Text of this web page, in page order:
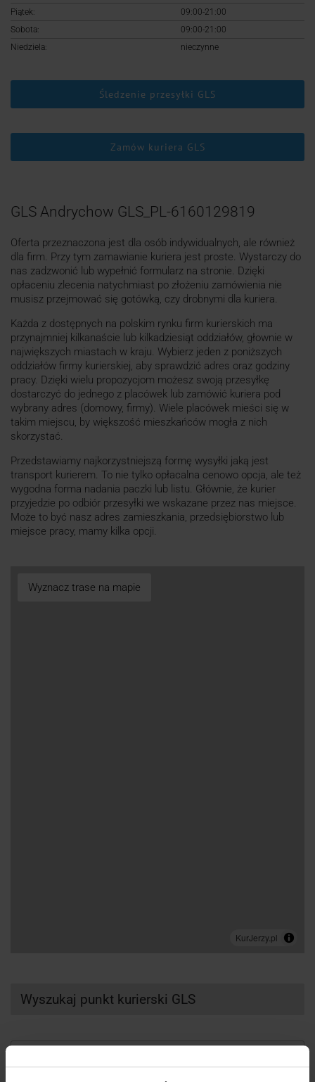
Piątek:
09:00-21:00
Sobota:
09:00-21:00
Niedziela:
nieczynne
Śledzenie przesyłki GLS
Zamów kuriera GLS
GLS Andrychow GLS_PL-6160129819
Oferta przeznaczona jest dla osób indywidualnych, ale również
dla firm. Przy tym zamawianie kuriera jest proste. Wystarczy do
nas zadzwonić lub wypełnić formularz na stronie. Dzięki
opłaceniu zlecenia natychmiast po złożeniu zamówienia nie
musisz przejmować się gotówką, czy drobnymi dla kuriera.
Każda z dostępnych na polskim rynku firm kurierskich ma
przynajmniej kilkanaście lub kilkadziesiąt oddziałów, głownie w
największych miastach w kraju. Wybierz jeden z poniższych
oddziałów firmy kurierskiej, aby sprawdzić adres oraz godziny
pracy. Dzięki wielu propozycjom możesz swoją przesyłkę
dostarczyć do jednego z placówek lub zamówić kuriera pod
wybrany adres (domowy, firmy). Wiele placówek mieści się w
takim miejscu, by większość mieszkańców mogła z nich
skorzystać.
Przedstawiamy najkorzystniejszą formę wysyłki jaką jest
transport kurierem. To nie tylko opłacalna cenowo opcja, ale też
wygodna forma nadania paczki lub listu. Głównie, że kurier
przyjedzie po odbiór przesyłki we wskazane przez nas miejsce.
Może to być nasz adres zamieszkania, przedsiębiorstwo lub
miejsce pracy, mamy kilka opcji.
Wyznacz trase na mapie
Wyszukaj punkt kurierski GLS